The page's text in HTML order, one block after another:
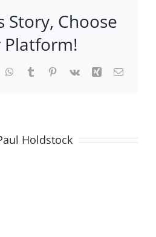
Story, Choose
Platform!
WhatsApp
TumblrPinterest
Vk Xing Email
Holdstock